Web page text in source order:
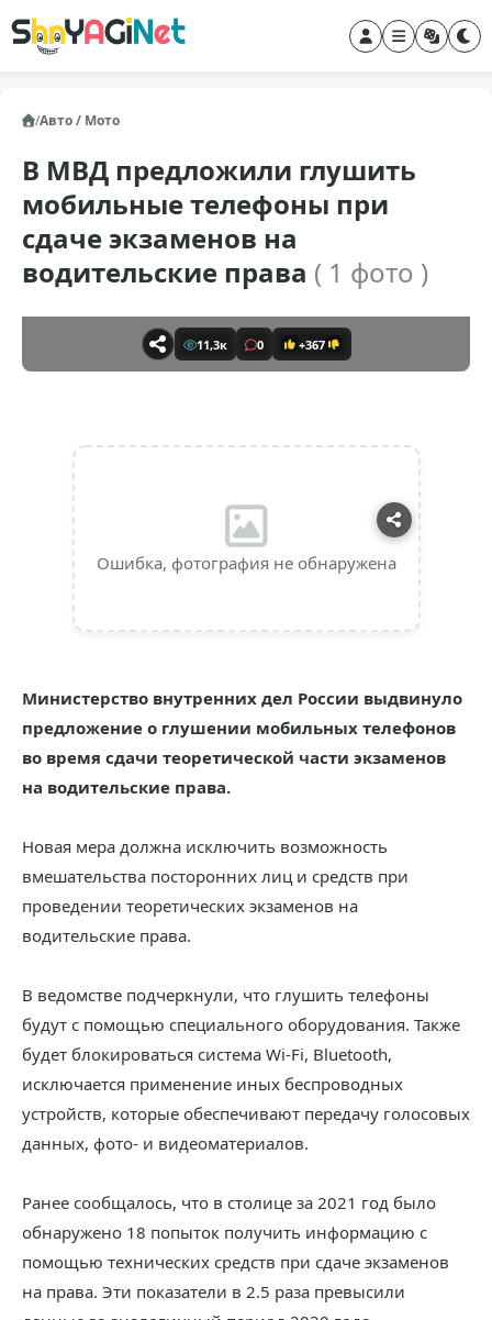
/Авто / Мото
В МВД предложили глушить
мобильные телефоны при
сдаче экзаменов на
водительские права ( 1 фото )
11,3к 0 +367
Ошибка, фотография не обнаружена
Министерство внутренних дел России выдвинуло
предложение о глушении мобильных телефонов
во время сдачи теоретической части экзаменов
на водительские права.
Новая мера должна исключить возможность
вмешательства посторонних лиц и средств при
проведении теоретических экзаменов на
водительские права.
В ведомстве подчеркнули, что глушить телефоны
будут с помощью специального оборудования. Также
будет блокироваться система Wi-Fi, Bluetooth,
исключается применение иных беспроводных
устройств, которые обеспечивают передачу голосовых
данных, фото- и видеоматериалов.
Ранее сообщалось, что в столице за 2021 год было
обнаружено 18 попыток получить информацию с
помощью технических средств при сдаче экзаменов
на права. Эти показатели в 2.5 раза превысили